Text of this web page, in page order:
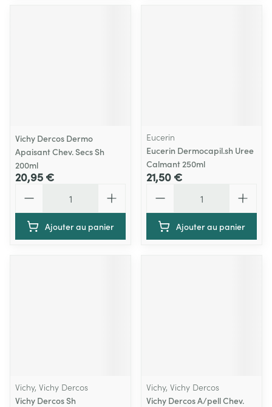
Vichy Dercos Dermo
Apaisant Chev. Secs Sh
200ml
20,95 €
Ajouter au panier
Eucerin
Eucerin Dermocapil.sh Uree
Calmant 250ml
21,50 €
Ajouter au panier
Vichy, Vichy Dercos
Vichy Dercos Sh
Vichy, Vichy Dercos
Vichy Dercos A/pell Chev.